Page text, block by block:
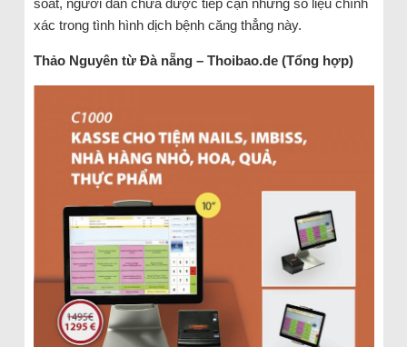
soát, người dân chưa được tiếp cận những số liệu chính
xác trong tình hình dịch bệnh căng thẳng này.
Thảo Nguyên từ Đà nẵng – Thoibao.de (Tổng hợp)